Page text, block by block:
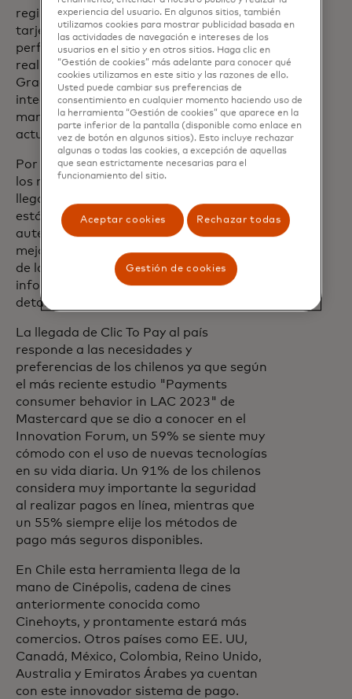
registrar sus datos personales y los de su
tarjeta (crédito, débito y prepago) en un
perfil de pagos y posteriormente podrá
realizar compras online con un solo clic.
Gracias a la plataforma de pago
integrada, todas las tarjetas se podrán
manejar desde un solo perfil que se
actualizará de manera automática.
Por otra parte, esta herramienta aplica
los más altos niveles de seguridad
llegando a emplear las tecnologías
estándares de la industria de
autenticación y tokenización, la cual
mejora significativamente la seguridad
de las transacciones al proteger la
información personal confidencial y los
detalles de pago.
La llegada de Clic To Pay al país
responde a las necesidades y
preferencias de los chilenos ya que según
el más reciente estudio "Payments
consumer behavior in LAC 2023" de
Mastercard que se dio a conocer en el
Innovation Forum, un 59% se siente muy
cómodo con el uso de nuevas tecnologías
en su vida diaria. Un 91% de los chilenos
considera muy importante la seguridad
al realizar pagos en línea, mientras que
un 55% siempre elije los métodos de
pago más seguros disponibles.
En Chile esta herramienta llega de la
mano de Cinépolis, cadena de cines
anteriormente conocida como
Cinehoyts, y prontamente estará más
comercios. Otros países como EE. UU,
Canadá, México, Colombia, Reino Unido,
Australia y Emiratos Árabes ya cuentan
con este innovador sistema de pago.
experiencia del usuario. En algunos sitios, también
utilizamos cookies para mostrar publicidad basada en
las actividades de navegación e intereses de los
usuarios en el sitio y en otros sitios. Haga clic en
“Gestión de cookies” más adelante para conocer qué
cookies utilizamos en este sitio y las razones de ello.
Usted puede cambiar sus preferencias de
consentimiento en cualquier momento haciendo uso de
la herramienta “Gestión de cookies” que aparece en la
parte inferior de la pantalla (disponible como enlace en
vez de botón en algunos sitios). Esto incluye rechazar
algunas o todas las cookies, a excepción de aquellas
que sean estrictamente necesarias para el
funcionamiento del sitio.
Aceptar cookies Rechazar todas
Gestión de cookies